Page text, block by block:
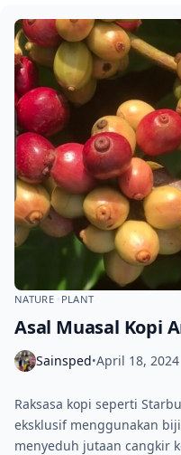
NATURE PLANT
Asal Muasal Kopi
Sainsped•April 18, 2024
Raksasa kopi seperti
eksklusif menggunakan
menyeduh jutaan cangkir